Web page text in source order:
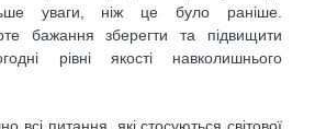
уваги, ніж це було раніше.
бажання зберегти та підвищити
рівні якості навколишнього
всі питання, які стосуються світової